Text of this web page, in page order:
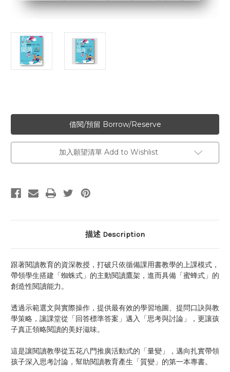
加入願望清單 Add to Wishlist
描述 Description
跟著閱讀教育的資深教授，打破只依循備課用書教學的上課模式，
帶領學生搭建「蜘蛛式」的主動閱讀鷹架，進而具備「蜜蜂式」的
創造性閱讀能力。
透過示範選文與實際操作，提供最有效的學習地圖、提問口訣與教
學策略，讓課堂從「回答標準答案」邁入「思考與討論」，更讓孩
子真正領略閱讀的美好滋味。
這是讓閱讀教學從五花八門推廣活動式的「量變」，邁向扎實帶領
孩子深入思考討論，幫助閱讀教育產生「質變」的第一本專書。